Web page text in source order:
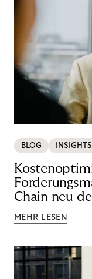
BLOG INSIGHTS
Chain neu
MEHR LESEN